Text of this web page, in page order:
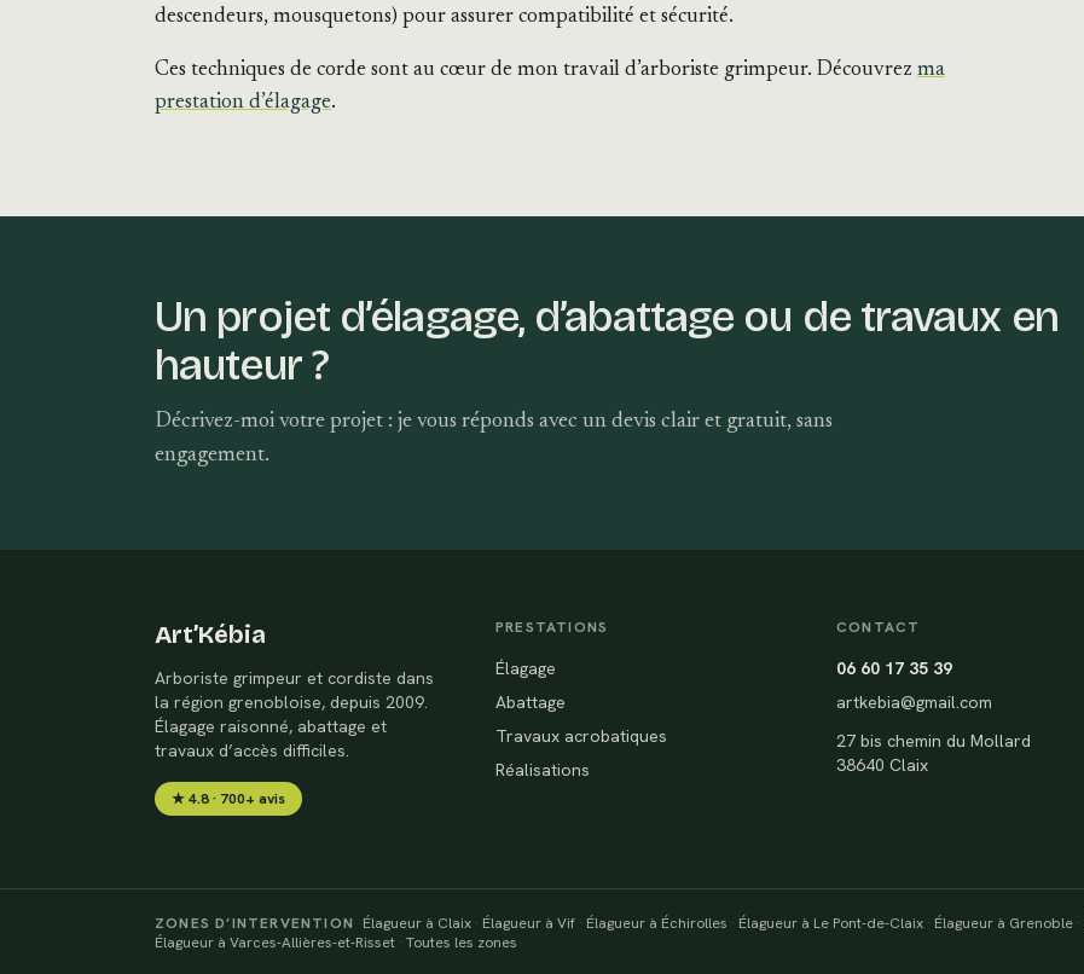
descendeurs, mousquetons) pour assurer compatibilité et sécurité.
Ces techniques de corde sont au cœur de mon travail d’arboriste grimpeur. Découvrez ma
prestation d’élagage.
Un projet d’élagage, d’abattage ou de travaux en
hauteur ?
Décrivez-moi votre projet : je vous réponds avec un devis clair et gratuit, sans
engagement.
Art’Kébia
Arboriste grimpeur et cordiste dans
la région grenobloise, depuis 2009.
Élagage raisonné, abattage et
travaux d’accès difficiles.
★ 4.8 · 700+ avis
PRESTATIONS
Élagage
Abattage
Travaux acrobatiques
Réalisations
CONTACT
06 60 17 35 39
artkebia@gmail.com
27 bis chemin du Mollard
38640 Claix
ZONES D’INTERVENTION Élagueur à Claix · Élagueur à Vif · Élagueur à Échirolles · Élagueur à Le Pont-de-Claix · Élagueur à Grenoble ·
Élagueur à Varces-Allières-et-Risset · Toutes les zones